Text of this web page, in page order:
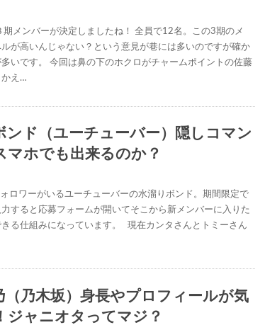
期メンバーが決定しましたね！ 全員で12名。この3期のメ
ルが高いんじゃない？という意見が巷には多いのですが確か
いです。 今回は鼻の下のホクロがチャームポイントの佐藤
え…
ンド（ユーチューバー）隠しコマン
マホでも出来るのか？
ロワーがいるユーチューバーの水溜りボンド。期間限定で
すると応募フォームが開いてそこから新メンバーに入りた
きる仕組みになっています。 現在カンタさんとトミーさん
（乃木坂）身長やプロフィールが気
ジャニオタってマジ？